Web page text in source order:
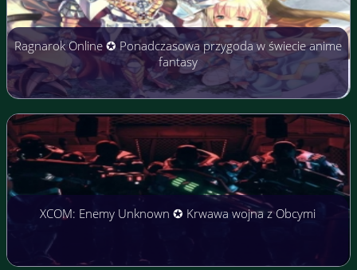
Ragnarok Online ✪ Ponadczasowa przygoda w świecie anime
fantasy
XCOM: Enemy Unknown ✪ Krwawa wojna z Obcymi